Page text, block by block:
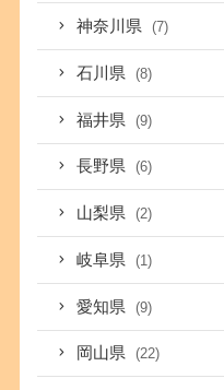
神奈川県 (7)
石川県 (8)
福井県 (9)
長野県 (6)
山梨県 (2)
岐阜県 (1)
愛知県 (9)
岡山県 (22)